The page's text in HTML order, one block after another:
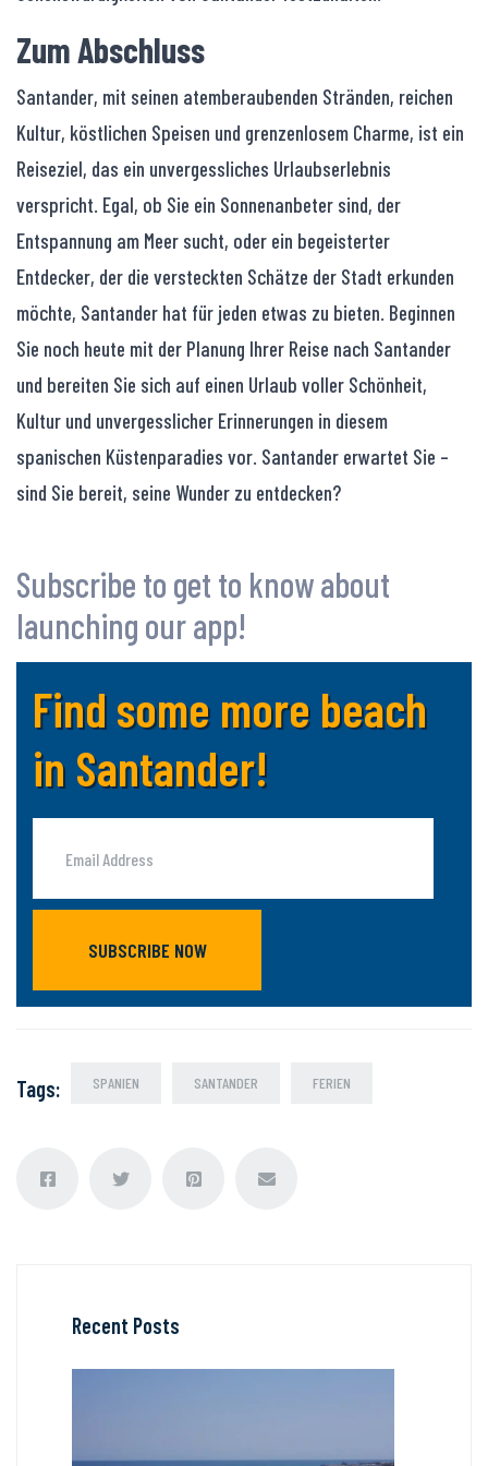
Zum Abschluss
Santander, mit seinen atemberaubenden Stränden, reichen
Kultur, köstlichen Speisen und grenzenlosem Charme, ist ein
Reiseziel, das ein unvergessliches Urlaubserlebnis
verspricht. Egal, ob Sie ein Sonnenanbeter sind, der
Entspannung am Meer sucht, oder ein begeisterter
Entdecker, der die versteckten Schätze der Stadt erkunden
möchte, Santander hat für jeden etwas zu bieten. Beginnen
Sie noch heute mit der Planung Ihrer Reise nach Santander
und bereiten Sie sich auf einen Urlaub voller Schönheit,
Kultur und unvergesslicher Erinnerungen in diesem
spanischen Küstenparadies vor. Santander erwartet Sie –
sind Sie bereit, seine Wunder zu entdecken?
Subscribe to get to know about
launching our app!
Find some more beach
in Santander!
SUBSCRIBE NOW
Tags: SPANIEN SANTANDER FERIEN
Recent Posts